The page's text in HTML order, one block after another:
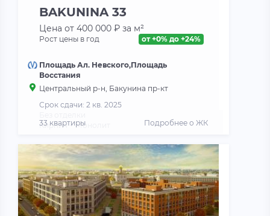
BAKUNINA 33
Цена от 400 000 ₽ за м²
Рост цены в год от +0% до +24%
Площадь Ал. Невского,Площадь
Восстания
Центральный р-н, Бакунина пр-кт
Срок сдачи: 2 кв. 2025
Кирпич + Монолит
33 квартиры Подробнее о ЖК